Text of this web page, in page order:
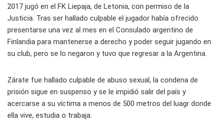
2017 jugó en el FK Liepaja, de Letonia, con permiso de la
Justicia. Tras ser hallado culpable el jugador había ofrecido
presentarse una vez al mes en el Consulado argentino de
Finlandia para mantenerse a derecho y poder seguir jugando en
su club, pero se lo negaron y tuvo que regresar a la Argentina.
Zárate fue hallado culpable de abuso sexual, la condena de
prisión sigue en suspenso y se le impidió salir del país y
acercarse a su víctima a menos de 500 metros del luagr donde
ella vive, estudia o trabaja.